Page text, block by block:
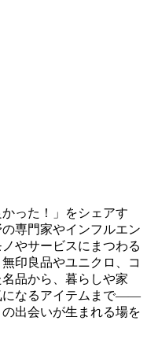
った！」をシェアす
専門家やインフルエン
やサービスにまつわる
印良品やユニクロ、コ
品から、暮らしや家
になるアイテムまで――
出会いが生まれる場を